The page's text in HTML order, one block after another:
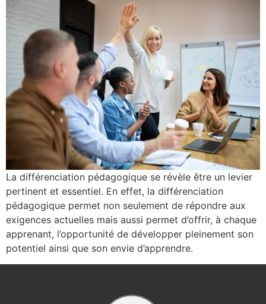
La différenciation pédagogique se révèle être un levier
pertinent et essentiel. En effet, la différenciation
pédagogique permet non seulement de répondre aux
exigences actuelles mais aussi permet d’offrir, à chaque
apprenant, l’opportunité de développer pleinement son
potentiel ainsi que son envie d’apprendre.